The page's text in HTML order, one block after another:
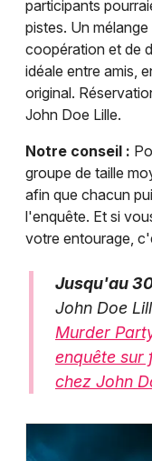
participants
pistes. Un
coopération et de
idéale entre amis,
original.
John Doe Lille.
Notre conseil :
groupe de taille
afin que chacun
l'enquête. Et si
votre entourage,
Jusqu'au
John Doe
Murder
enquête sur
chez John